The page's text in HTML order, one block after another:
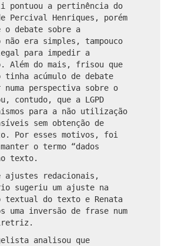
pontuou a pertinência do
Percival Henriques, porém
o debate sobre a
era simples, tampouco
para impedir a
Além do mais, frisou que
tinha acúmulo de debate
numa perspectiva sobre o
contudo, que a LGPD
para a não utilização
sem obtenção de
Por esses motivos, foi
o termo “dados
texto.
ajustes redacionais,
sugeriu um ajuste na
textual do texto e Renata
uma inversão de frase num
analisou que